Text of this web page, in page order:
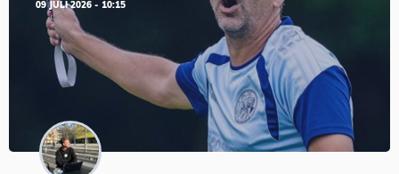
09 JULI 2026 - 10:15